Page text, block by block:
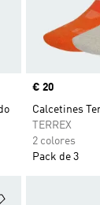
Precio
€ 20
Calcetines
TERREX
2 colores
Pack de 3